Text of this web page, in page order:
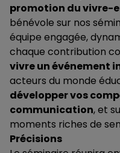
promotion du vivre-
bénévole sur nos
équipe engagée,
chaque contribution
vivre un événement
acteurs du monde
développer vos
communication, et
moments riches de
Précisions